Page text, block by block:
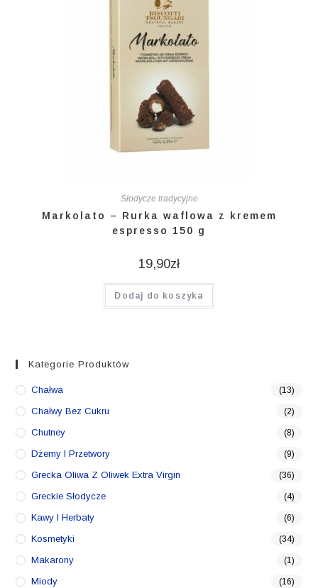
Słodycze tradycyjne
Markolato – Rurka waflowa z kremem
espresso 150 g
19,90zł
Dodaj do koszyka
Kategorie Produktów
Chałwa (13)
Chałwy Bez Cukru (2)
Chutney (8)
Dżemy I Przetwory (9)
Grecka Oliwa Z Oliwek Extra Virgin (36)
Greckie Słodycze (4)
Kawy I Herbaty (6)
Kosmetyki (34)
Makarony (1)
Miody (16)